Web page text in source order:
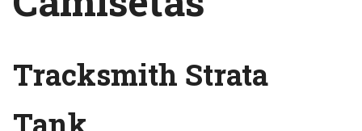
Tracksmith Strata